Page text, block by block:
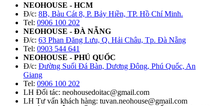
NEOHOUSE - HCM
Đ/c: 8B, Bàu Cát 8, P. Bảy Hiền, TP. Hồ Chí Minh.
Tel: 0906 100 202
NEOHOUSE - ĐÀ NẴNG
Đ/c: 63 Phan Đăng Lưu, Q. Hải Châu, Tp. Đà Nẵng
Tel: 0903 544 641
NEOHOUSE - PHÚ QUỐC
Đ/c: Đường Suối Đá Bàn, Dương Đông, Phú Quốc, An
Giang
Tel: 0906 100 202
LH Đối tác: neohousedoitac@gmail.com
LH Tư vấn khách hàng: tuvan.neohouse@gmail.com